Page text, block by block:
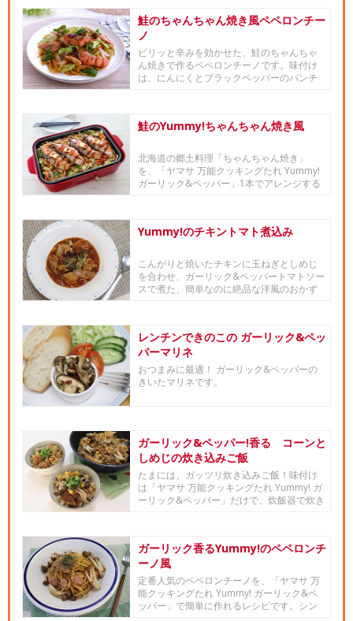
鮭のちゃんちゃん焼き風ペペロンチー
ノ
ピリッと辛みを効かせた、鮭のちゃんちゃ
ん焼きで作るペペロンチーノです。味付け
は、にんにくとブラックペッパーのパンチ
鮭のYummy!ちゃんちゃん焼き風
北海道の郷土料理「ちゃんちゃん焼き」
を、「ヤマサ 万能クッキングたれ Yummy!
ガーリック&ペッパー」1本でアレンジする
Yummy!のチキントマト煮込み
こんがりと焼いたチキンに玉ねぎとしめじ
を合わせ、ガーリック&ペッパートマトソー
スで煮た、簡単なのに絶品な洋風のおかず
レンチンできのこの ガーリック&ペッ
パーマリネ
おつまみに最適！ ガーリック&ペッパーの
きいたマリネです。
ガーリック&ペッパー!香る コーンと
しめじの炊き込みご飯
たまには、ガッツリ炊き込みご飯！味付け
は「ヤマサ 万能クッキングたれ Yummy! ガ
ーリック&ペッパー」だけで、炊飯器で炊き
ガーリック香るYummy!のペペロンチ
ーノ風
定番人気のペペロンチーノを、「ヤマサ 万
能クッキングたれ Yummy! ガーリック&ペ
ッパー」で簡単に作れるレシピです。シン